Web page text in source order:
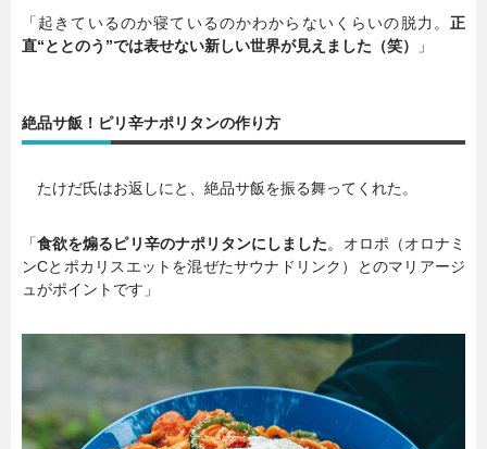
「起きているのか寝ているのかわからないくらいの脱力。 正
直“ととのう”では表せない新しい世界が見えました（笑）
」
絶品サ飯！ピリ辛ナポリタンの作り方
たけだ氏はお返しにと、絶品サ飯を振る舞ってくれた。
「食欲を煽るピリ辛のナポリタンにしました。オロポ（オロナミ
ンCとポカリスエットを混ぜたサウナドリンク）とのマリアージ
ュがポイントです」